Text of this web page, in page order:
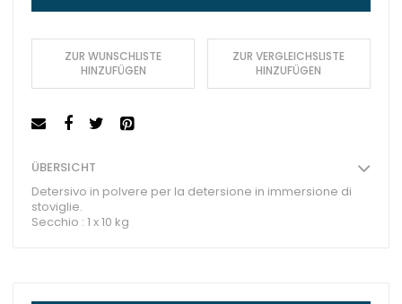
ZUR WUNSCHLISTE
HINZUFÜGEN
ZUR VERGLEICHSLISTE
HINZUFÜGEN
ÜBERSICHT
Detersivo in polvere per la detersione in immersione di
stoviglie.
Secchio : 1 x 10 kg